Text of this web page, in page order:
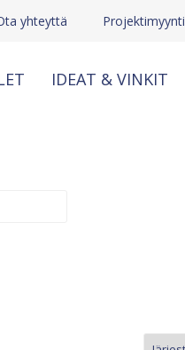
yhteyttä Projektimyynti
IDEAT & VINKIT